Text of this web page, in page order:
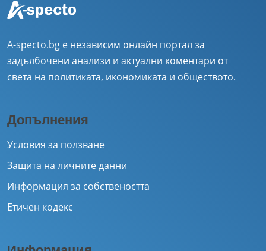
A-specto.bg е независим онлайн портал за
задълбочени анализи и актуални коментари от
света на политиката, икономиката и обществото.
Допълнения
Условия за ползване
Защита на личните данни
Информация за собствеността
Етичен кодекс